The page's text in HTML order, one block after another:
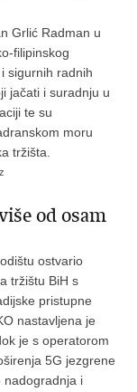
Grlić Radman u
filipinskog
sigurnih radnih
jačati i suradnju u
te su
moru
tržišta.
od osam
ostvario
tržištu BiH s
pristupne
nastavljena je
je s operatorom
5G jezgrene
nadogradnja i